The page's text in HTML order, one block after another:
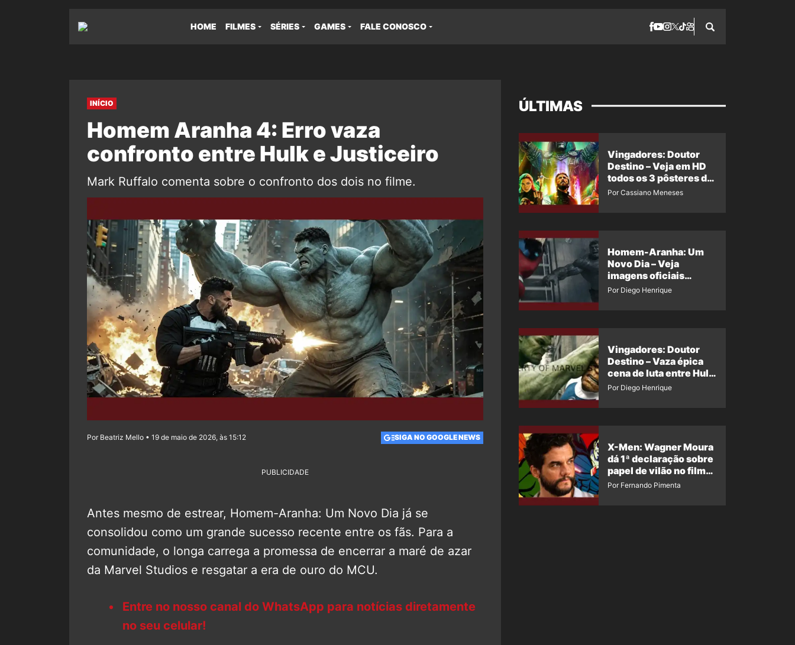
HOME FILMES SÉRIES GAMES FALE CONOSCO
INÍCIO
Homem Aranha 4: Erro vaza
confronto entre Hulk e Justiceiro
Mark Ruffalo comenta sobre o confronto dos dois no filme.
Por Beatriz Mello • 19 de maio de 2026, às 15:12 SIGA NO GOOGLE NEWS
PUBLICIDADE
Antes mesmo de estrear, Homem-Aranha: Um Novo Dia já se
consolidou como um grande sucesso recente entre os fãs. Para a
comunidade, o longa carrega a promessa de encerrar a maré de azar
da Marvel Studios e resgatar a era de ouro do MCU.
Entre no nosso canal do WhatsApp para notícias diretamente
no seu celular!
ÚLTIMAS
Vingadores: Doutor
Destino – Veja em HD
todos os 3 pôsteres de
‘Doomsday’ + 1 imagem
Por Cassiano Meneses
Homem-Aranha: Um
Novo Dia – Veja
imagens oficiais
descartadas do Hulk
Por Diego Henrique
Vingadores: Doutor
Destino – Vaza épica
cena de luta entre Hulk
e o Coisa
Por Diego Henrique
X-Men: Wagner Moura
dá 1ª declaração sobre
papel de vilão no filme
da Marvel
Por Fernando Pimenta